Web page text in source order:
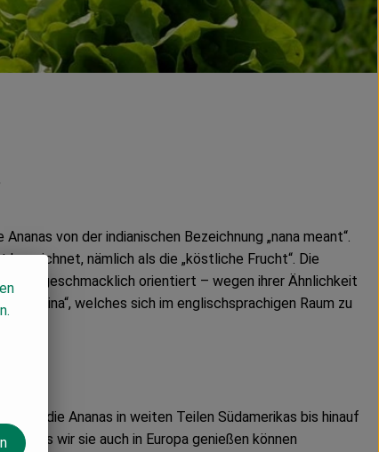
von der indianischen Bezeichnung „nana meant“.
nämlich als die „köstliche Frucht“. Die
als geschmacklich orientiert – wegen ihrer Ähnlichkeit
sie „pina“, welches sich im englischsprachigen Raum zu
die Ananas in weiten Teilen Südamerikas bis hinauf
Das wir sie auch in Europa genießen können